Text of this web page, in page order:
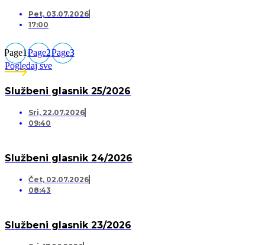
Pet, 03.07.2026
17:00
Page1Page2Page3
Pogledaj sve
Službeni glasnik 25/2026
Sri, 22.07.2026
09:40
Službeni glasnik 24/2026
Čet, 02.07.2026
08:43
Službeni glasnik 23/2026